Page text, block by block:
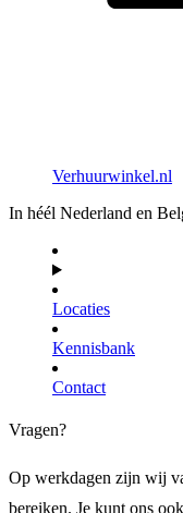
Verhuurwinkel.nl
In héél Nederland en
Locaties
Kennisbank
Contact
Vragen?
Op werkdagen zijn wij
bereiken. Je kunt ons